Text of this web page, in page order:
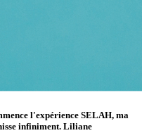
l'expérience SELAH, ma
infiniment. Liliane